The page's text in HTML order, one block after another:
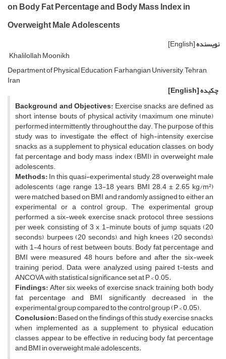
on Body Fat Percentage and Body Mass Index in
Overweight Male Adolescents
نویسنده[English]
Khalilollah Moonikh
Department of Physical Education, Farhangian University, Tehran,
Iran
چکیده[English]
Background and Objectives:Exercise snacks are defined as
short, intense bouts of physical activity (maximum one minute)
performed intermittently throughout the day. The purpose of this
study was to investigate the effect of high-intensity exercise
snacks, as a supplement to physical education classes, on body
fatpercentage and body mass index (BMI) in overweight male
adolescents.
Methods:In this quasi-experimental study, 28 overweight male
adolescents (age range 13-18 years, BMI 28.4± 2.65 kg/m²)
were matched based on BMI and randomly assigned to either an
experimental or a control group. The experimental group
performed a six-week exercise snack protocol, threesessions
per week, consisting of 3 x 1-minute bouts of jump squats (20
seconds), burpees (20seconds), and high knees (20 seconds),
with 1-4 hours of rest between bouts. Body fat percentageand
BMI were measured 48 hours before and after the six-week
training period. Data were analyzed using paired t-tests and
ANCOVA, with statistical significance set at P < 0.05‎‏.‏
Findings:After six weeks of exercise snack training, both body
fat percentage and BMI significantly decreased in the
experimental group compared to the control group (P < 0.05).
Conclusion:Based on the findings of this study, exercise snacks,
when implemented as a supplement to physical education
classes, appear to be effective in reducing body fat percentage
and BMI inoverweight male adolescents‏.‏